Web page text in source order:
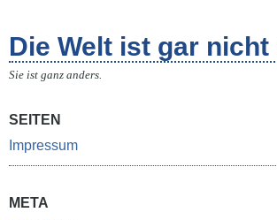
Die Welt ist gar nicht
Sie ist ganz anders.
SEITEN
Impressum
META